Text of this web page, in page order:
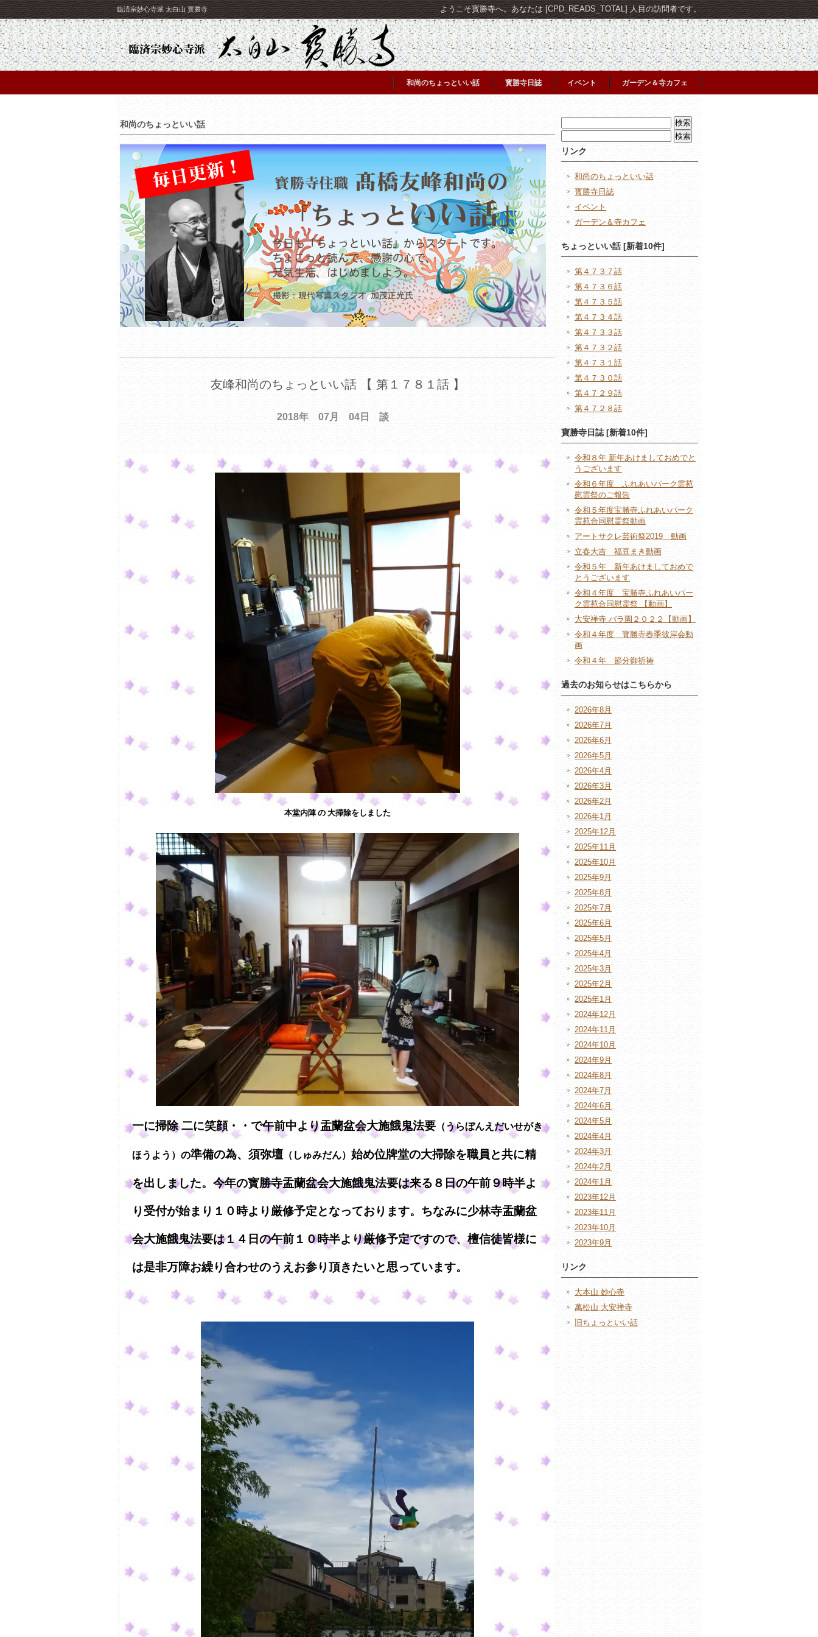
臨済宗妙心寺派 太白山 寳勝寺 ようこそ寳勝寺へ。あなたは [CPD_READS_TOTAL] 人目の訪問者です。
和尚のちょっといい話 寳勝寺日誌 イベント ガーデン＆寺カフェ
和尚のちょっといい話
友峰和尚のちょっといい話 【 第１７８１話 】
2018年 07月 04日 談
本堂内陣 の 大掃除をしました
一に掃除 二に笑顔・・で午前中より盂蘭盆会大施餓鬼法要 （うらぼんえだいせがき
ほうよう）の準備の為、須弥壇 （しゅみだん） 始め位牌堂の大掃除を職員と共に精
を出しました。今年の寳勝寺盂蘭盆会大施餓鬼法要は来る８日の午前９時半よ
り受付が始まり１０時より厳修予定となっております。ちなみに少林寺盂蘭盆
会大施餓鬼法要は１４日の午前１０時半より厳修予定ですので、檀信徒皆様に
は是非万障お繰り合わせのうえお参り頂きたいと思っています。
索:
索:
リンク
和尚のちょっといい話
寳勝寺日誌
イベント
ガーデン＆寺カフェ
ちょっといい話 [新着10件]
第４７３７話
第４７３６話
第４７３５話
第４７３４話
第４７３３話
第４７３２話
第４７３１話
第４７３０話
第４７２９話
第４７２８話
寶勝寺日誌 [新着10件]
令和８年 新年あけましておめでと
うございます
令和６年度 ふれあいパーク霊苑
慰霊祭のご報告
令和５年度宝勝寺ふれあいパーク
霊苑合同慰霊祭動画
アートサクレ芸術祭2019 動画
立春大吉 福豆まき動画
令和５年 新年あけましておめで
とうございます
令和４年度 宝勝寺ふれあいパー
ク霊苑合同慰霊祭 【動画】
大安禅寺 バラ園２０２２【動画】
令和４年度 寳勝寺春季彼岸会動
画
令和４年 節分御祈祷
過去のお知らせはこちらから
2026年8月
2026年7月
2026年6月
2026年5月
2026年4月
2026年3月
2026年2月
2026年1月
2025年12月
2025年11月
2025年10月
2025年9月
2025年8月
2025年7月
2025年6月
2025年5月
2025年4月
2025年3月
2025年2月
2025年1月
2024年12月
2024年11月
2024年10月
2024年9月
2024年8月
2024年7月
2024年6月
2024年5月
2024年4月
2024年3月
2024年2月
2024年1月
2023年12月
2023年11月
2023年10月
2023年9月
リンク
大本山 妙心寺
萬松山 大安禅寺
旧ちょっといい話